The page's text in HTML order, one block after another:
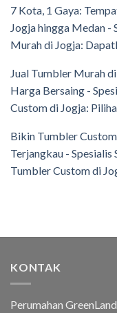
7 Kota, 1 Gaya:
Jogja hingga Medan -
Murah di Jogja:
Jual Tumbler Murah
Harga Bersaing -
Custom di Jogja:
Bikin Tumbler
Terjangkau - Spesialis
Tumbler Custom di
KONTAK
Perumahan